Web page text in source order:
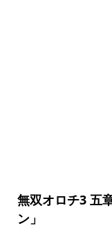
無双オロチ3 五
ン」